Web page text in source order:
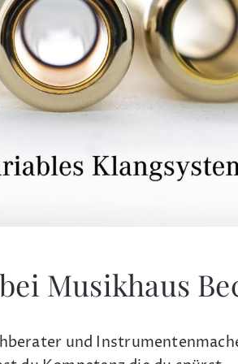
Musikhaus
und